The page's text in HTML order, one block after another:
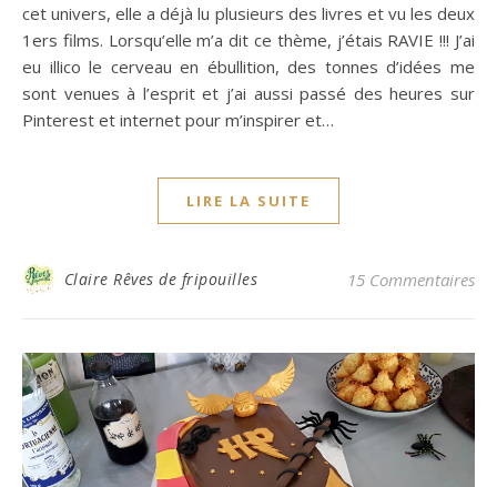
cet univers, elle a déjà lu plusieurs des livres et vu les deux
1ers films. Lorsqu’elle m’a dit ce thème, j’étais RAVIE !!! J’ai
eu illico le cerveau en ébullition, des tonnes d’idées me
sont venues à l’esprit et j’ai aussi passé des heures sur
Pinterest et internet pour m’inspirer et…
LIRE LA SUITE
Claire Rêves de fripouilles 15 Commentaires